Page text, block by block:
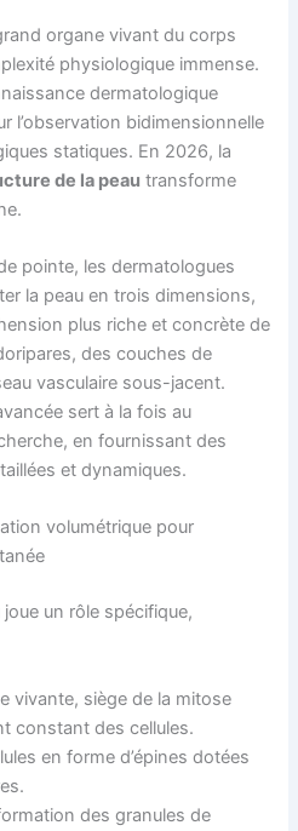
organe vivant du corps
physiologique immense.
dermatologique
l’observation bidimensionnelle
statiques. En 2026, la
de la peau transforme
pointe, les dermatologues
la peau en trois dimensions,
plus riche et concrète de
des couches de
vasculaire sous-jacent.
sert à la fois au
en fournissant des
et dynamiques.
volumétrique pour
un rôle spécifique,
vivante, siège de la mitose
constant des cellules.
en forme d’épines dotées
des granules de